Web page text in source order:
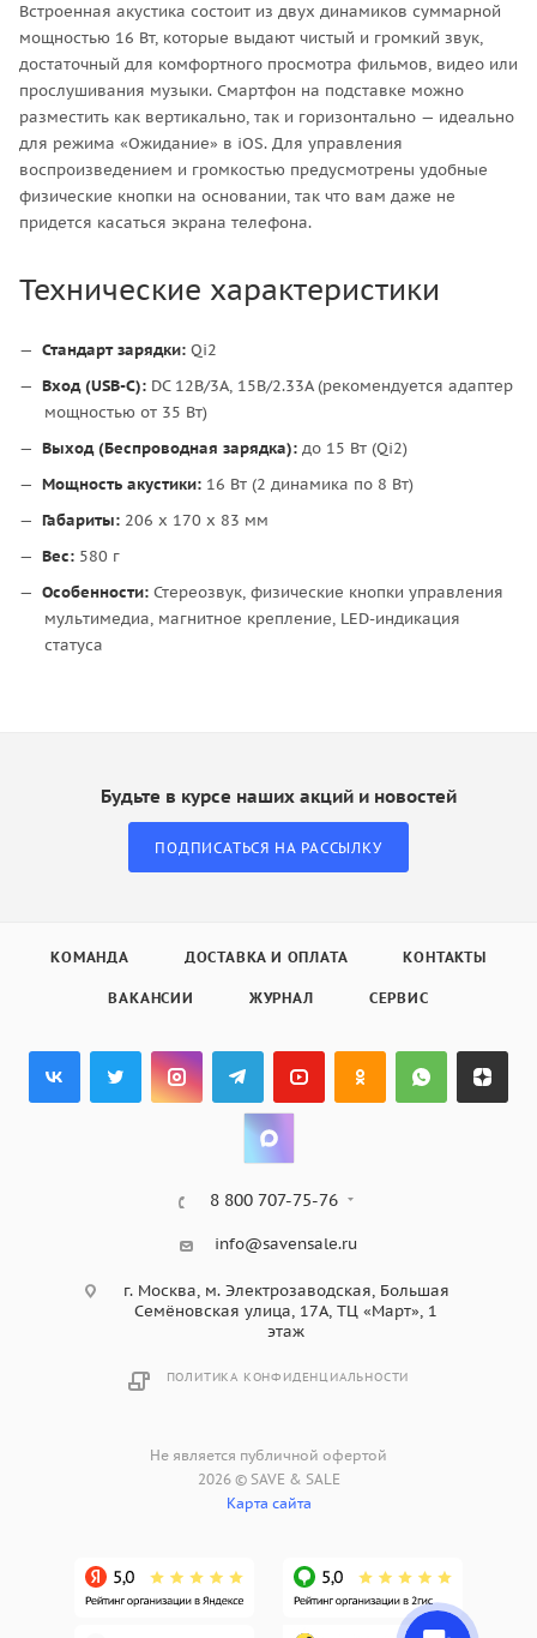
Встроенная акустика состоит из двух динамиков суммарной
мощностью 16 Вт, которые выдают чистый и громкий звук,
достаточный для комфортного просмотра фильмов, видео или
прослушивания музыки. Смартфон на подставке можно
разместить как вертикально, так и горизонтально — идеально
для режима «Ожидание» в iOS. Для управления
воспроизведением и громкостью предусмотрены удобные
физические кнопки на основании, так что вам даже не
придется касаться экрана телефона.
Технические характеристики
Стандарт зарядки: Qi2
Вход (USB-C): DC 12В/3A, 15В/2.33A (рекомендуется адаптер
мощностью от 35 Вт)
Выход (Беспроводная зарядка): до 15 Вт (Qi2)
Мощность акустики: 16 Вт (2 динамика по 8 Вт)
Габариты: 206 x 170 x 83 мм
Вес: 580 г
Особенности: Стереозвук, физические кнопки управления
мультимедиа, магнитное крепление, LED-индикация
статуса
Будьте в курсе наших акций и новостей
ПОДПИСАТЬСЯ НА РАССЫЛКУ
КОМАНДА ДОСТАВКА И ОПЛАТА КОНТАКТЫ
ВАКАНСИИ ЖУРНАЛ СЕРВИС
8 800 707-75-76
info@savensale.ru
г. Москва, м. Электрозаводская, Большая
Семёновская улица, 17А, ТЦ «Март», 1
этаж
ПОЛИТИКА КОНФИДЕНЦИАЛЬНОСТИ
Не является публичной офертой
2026 © SAVE & SALE
Карта сайта